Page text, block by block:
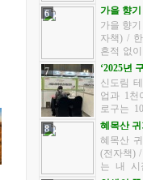
상황, 혹
등을 옛
훈을 얻
라고 할
6
가을 향
가을 향
자책) /
흔적 없
그 누가
았는지 //
/ 갈아입
차 례 -
7
‘2025년
회’23일
신도림
업과 1천
로구는
터 신도
볼룸에서
리박람회
에게는
업 기...
8
혜목산
혜목산
(전자책) /
는 내 시